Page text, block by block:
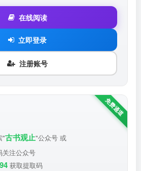
在线阅读
立即登录
注册账号
"古书观止"公众号 或
关注公众号
获取提取码